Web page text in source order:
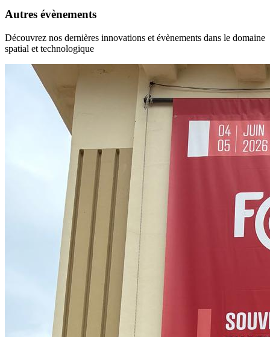
Autres évènements
Découvrez nos dernières innovations et évènements dans le domaine
spatial et technologique